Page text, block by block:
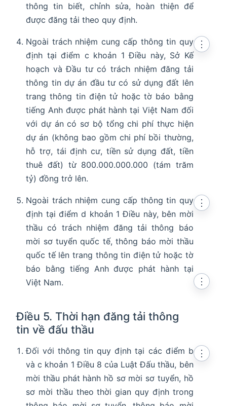
thông tin biết, chỉnh sửa, hoàn thiện để
được đăng tải theo quy định.
Ngoài trách nhiệm cung cấp thông tin quy
định tại điểm c khoản 1 Điều này, Sở Kế
hoạch và Đầu tư có trách nhiệm đăng tải
thông tin dự án đầu tư có sử dụng đất lên
trang thông tin điện tử hoặc tờ báo bằng
tiếng Anh được phát hành tại Việt Nam đối
với dự án có sơ bộ tổng chi phí thực hiện
dự án (không bao gồm chi phí bồi thường,
hỗ trợ, tái định cư, tiền sử dụng đất, tiền
thuê đất) từ 800.000.000.000 (tám trăm
tỷ) đồng trở lên.
⋮
Ngoài trách nhiệm cung cấp thông tin quy
định tại điểm d khoản 1 Điều này, bên mời
thầu có trách nhiệm đăng tải thông báo
mời sơ tuyển quốc tế, thông báo mời thầu
quốc tế lên trang thông tin điện tử hoặc tờ
báo bằng tiếng Anh được phát hành tại
Việt Nam.
⋮
Điều 5. Thời hạn đăng tải thông
tin về đấu thầu
⋮
Đối với thông tin quy định tại các điểm b
và c khoản 1 Điều 8 của Luật Đấu thầu, bên
mời thầu phát hành hồ sơ mời sơ tuyển, hồ
sơ mời thầu theo thời gian quy định trong
⋮